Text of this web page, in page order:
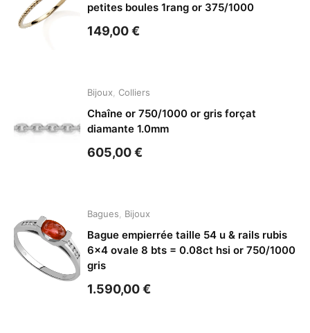
petites boules 1rang or 375/1000
149,00€
Bijoux Colliers
Chaîne or 750/1000 or gris forçat
diamante 1.0mm
605,00€
Bagues Bijoux
Bague empierrée taille 54 u & rails rubis
6×4 ovale 8 bts = 0.08ct hsi or 750/1000
gris
1.590,00€